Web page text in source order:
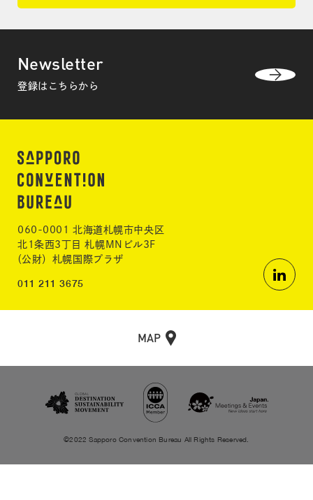
060-0001 北海道札幌市中央区
北1条西3丁目 札幌MNビル3F
（公財）札幌国際プラザ
011 211 3675
MAP
Newsletter
登録はこちらから
©2022 Sapporo Convention Bureau All Rights Reserved.